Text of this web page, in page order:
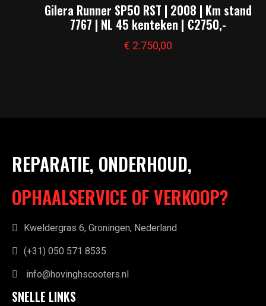
Gilera Runner SP50 RST | 2008 | Km stand
7767 | NL 45 kenteken | €2750,-
€ 2.750,00
REPARATIE, ONDERHOUD,
OPHAALSERVICE OF VERKOOP?
Kweldergras 6, Groningen, Nederland
(+31) 050 571 8535
info@hovinghscooters.nl
SNELLE LINKS